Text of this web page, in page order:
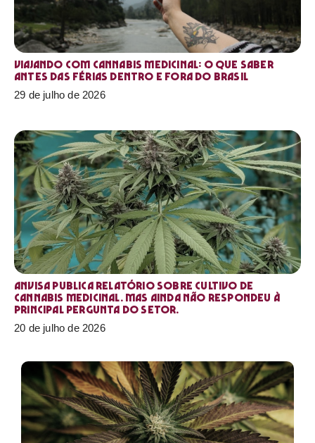
Viajando com cannabis medicinal: o que saber
antes das férias dentro e fora do Brasil
29 de julho de 2026
Anvisa publica relatório sobre cultivo de
Cannabis medicinal. Mas ainda não respondeu à
principal pergunta do setor.
20 de julho de 2026